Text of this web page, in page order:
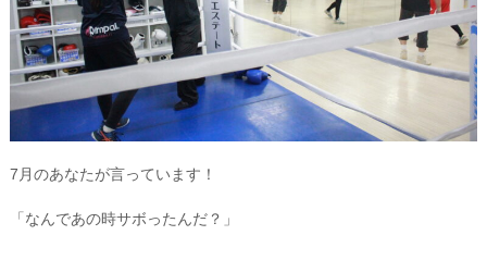
7月のあなたが言っています！
「なんであの時サボったんだ？」